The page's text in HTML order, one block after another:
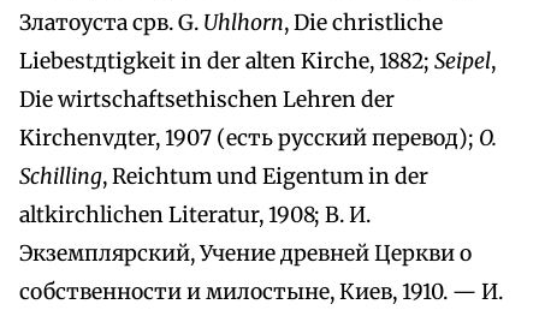
Златоуста срв. G. Uhlhorn, Die christliche
Liebestдtigkeit in der alten Kirche, 1882; Seipel,
Die wirtschaftsethischen Lehren der
Kirchenvдter, 1907 (есть русский перевод); O.
Schilling, Reichtum und Eigentum in der
altkirchlichen Literatur, 1908; B. И.
Экземплярский, Учение древней Церкви о
собственности и милостыне, Киев, 1910. — И.